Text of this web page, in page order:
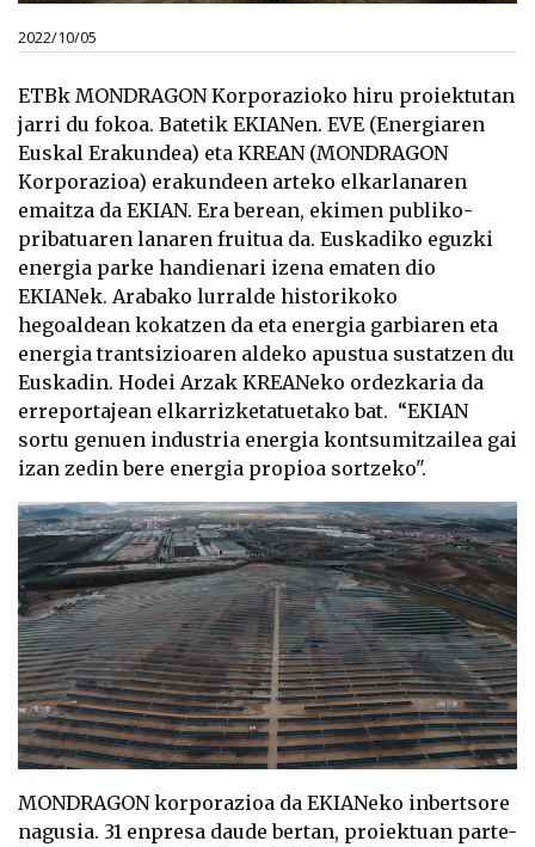
2022/10/05
ETBk MONDRAGON Korporazioko hiru proiektutan
jarri du fokoa. Batetik EKIANen. EVE (Energiaren
Euskal Erakundea) eta KREAN (MONDRAGON
Korporazioa) erakundeen arteko elkarlanaren
emaitza da EKIAN. Era berean, ekimen publiko-
pribatuaren lanaren fruitua da. Euskadiko eguzki
energia parke handienari izena ematen dio
EKIANek. Arabako lurralde historikoko
hegoaldean kokatzen da eta energia garbiaren eta
energia trantsizioaren aldeko apustua sustatzen du
Euskadin. Hodei Arzak KREANeko ordezkaria da
erreportajean elkarrizketatuetako bat. “EKIAN
sortu genuen industria energia kontsumitzailea gai
izan zedin bere energia propioa sortzeko".
MONDRAGON korporazioa da EKIANeko inbertsore
nagusia. 31 enpresa daude bertan, proiektuan parte-